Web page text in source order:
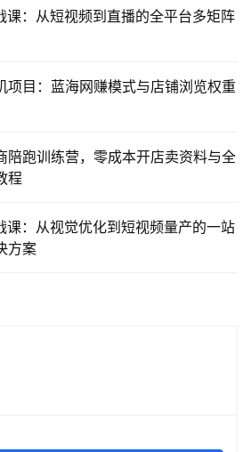
课：从短视频到直播的全平台多矩阵
项目：蓝海网赚模式与店铺浏览权重
陪跑训练营，零成本开店卖资料与全
程
课：从视觉优化到短视频量产的一站
方案